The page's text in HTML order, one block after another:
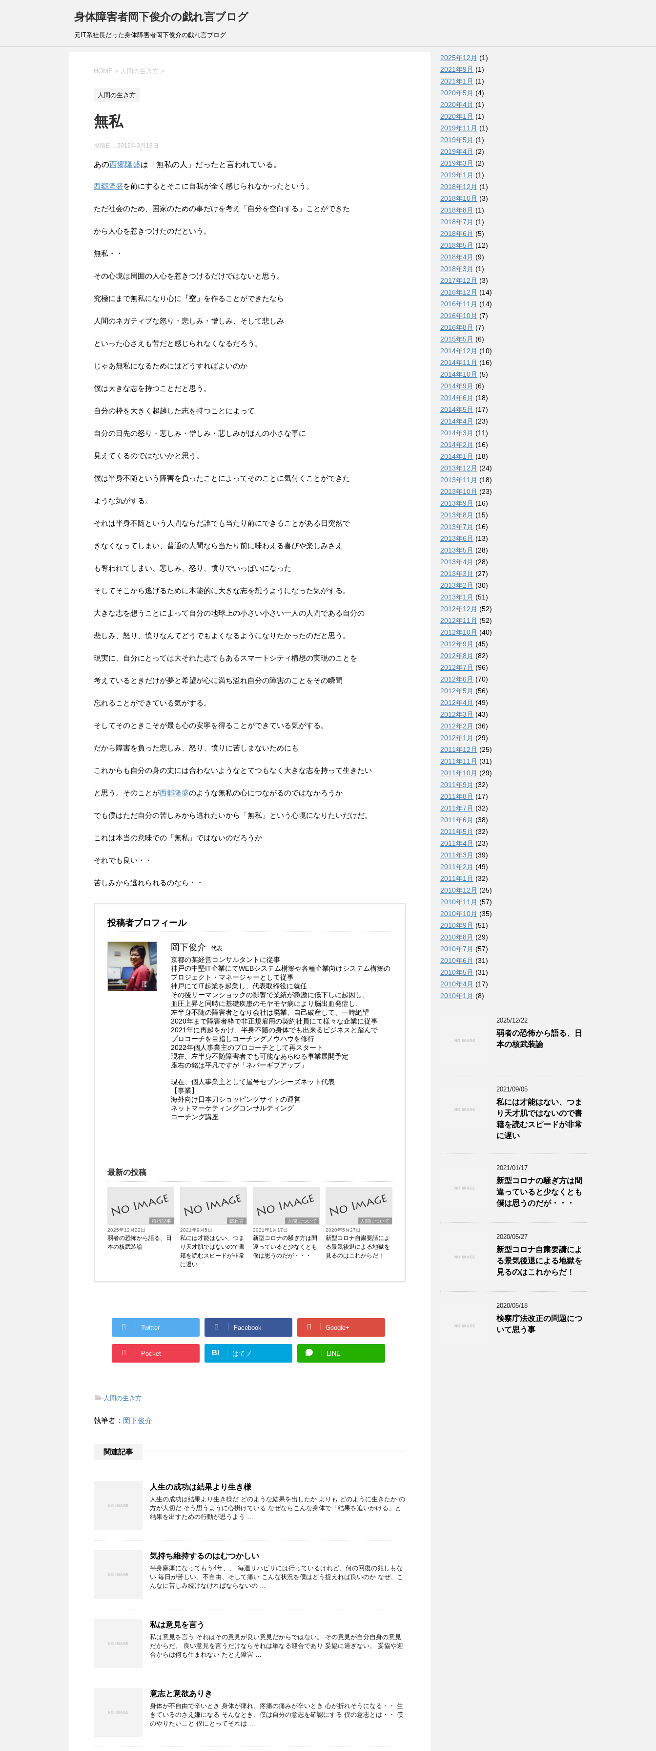
身体障害者岡下俊介の戯れ言ブログ
元IT系社長だった身体障害者岡下俊介の戯れ言ブログ
HOME > 人間の生き方 >
人間の生き方
無私
投稿日： 2012年3月18日
あの西郷隆盛は「無私の人」だったと言われている。
西郷隆盛を前にするとそこに自我が全く感じられなかったという。
ただ社会のため、国家のための事だけを考え「自分を空白する」ことができた
から人心を惹きつけたのだという。
無私・・
その心境は周囲の人心を惹きつけるだけではないと思う。
究極にまで無私になり心に 「空」 を作ることができたなら
人間のネガティブな怒り・悲しみ・憎しみ、そして悲しみ
といった心さえも苦だと感じられなくなるだろう。
じゃあ無私になるためにはどうすればよいのか
僕は大きな志を持つことだと思う。
自分の枠を大きく超越した志を持つことによって
自分の目先の怒り・悲しみ・憎しみ・悲しみがほんの小さな事に
見えてくるのではないかと思う。
僕は半身不随という障害を負ったことによってそのことに気付くことができた
ような気がする。
それは半身不随という人間ならだ誰でも当たり前にできることがある日突然で
きなくなってしまい、普通の人間なら当たり前に味わえる喜びや楽しみさえ
も奪われてしまい、悲しみ、怒り、憤りでいっぱいになった
そしてそこから逃げるために本能的に大きな志を想うようになった気がする。
大きな志を想うことによって自分の地球上の小さい小さい一人の人間である自分の
悲しみ、怒り、憤りなんてどうでもよくなるようになりたかったのだと思う。
現実に、自分にとっては大それた志でもあるスマートシティ構想の実現のことを
考えているときだけが夢と希望が心に満ち溢れ自分の障害のことをその瞬間
忘れることができている気がする。
そしてそのときこそが最も心の安寧を得ることができている気がする。
だから障害を負った悲しみ、怒り、憤りに苦しまないためにも
これからも自分の身の丈には合わないようなとてつもなく大きな志を持って生きたい
と思う。そのことが西郷隆盛のような無私の心につながるのではなかろうか
でも僕はただ自分の苦しみから逃れたいから「無私」という心境になりたいだけだ。
これは本当の意味での「無私」ではないのだろうか
それでも良い・・
苦しみから逃れられるのなら・・
投稿者プロフィール
岡下俊介 代表
京都の某経営コンサルタントに従事
神戸の中堅IT企業にてWEBシステム構築や各種企業向けシステム構築の
プロジェクト・マネージャーとして従事
神戸にてIT起業を起業し、代表取締役に就任
その後リーマンショックの影響で業績が急激に低下しに起因し、
血圧上昇と同時に基礎疾患のモヤモヤ病により脳出血発症し、
左半身不随の障害者となり会社は廃業、自己破産して、一時絶望
2020年まで障害者枠で非正規雇用の契約社員にて様々な企業に従事
2021年に再起をかけ、半身不随の身体でも出来るビジネスと踏んで
プロコーチを目指しコーチングノウハウを修行
2022年個人事業主のプロコーチとして再スタート
現在、左半身不随障害者でも可能なあらゆる事業展開予定
座右の銘は平凡ですが「ネバーギブアップ」
現在、個人事業主として屋号セブンシーズネット代表
【事業】
海外向け日本刀ショッピングサイトの運営
ネットマーケティングコンサルティング
コーチング講座
最新の投稿
移行記事
2025年12月22日
弱者の恐怖から語る、日
本の核武装論
戯れ言
2021年9月5日
私には才能はない、つま
り天才肌ではないので書
籍を読むスピードが非常
に遅い
人間について
2021年1月17日
新型コロナの騒ぎ方は間
違っていると少なくとも
僕は思うのだが・・・
人間について
2020年5月27日
新型コロナ自粛要請によ
る景気後退による地獄を
見るのはこれからだ！
Twitter Facebook Google+
Pocket B! はてブ LINE
-人間の生き方
執筆者： 岡下俊介
関連記事
人生の成功は結果より生き様
人生の成功は結果より生き様だ どのような結果を出したか よりも どのように生きたか の
方が大切だ そう思うように心掛けている なぜならこんな身体で「結果を追いかける」と
結果を出すための行動が思うよう …
気持ち維持するのはむつかしい
半身麻痺になってもう4年、、 毎週リハビリには行っているけれど、何の回復の兆しもな
い 毎日が苦しい、不自由、そして痛い こんな状況を僕はどう捉えれば良いのか なぜ、こ
んなに苦しみ続けなければならないの …
私は意見を言う
私は意見を言う それはその意見が良い意見だからではない。 その意見が自分自身の意見
だからだ。 良い意見を言うだけならそれは単なる迎合であり 妥協に過ぎない。 妥協や迎
合からは何も生まれない たとえ障害 …
意志と意欲ありき
身体が不自由で辛いとき 身体が痺れ、疼痛の痛みが辛いとき 心が折れそうになる・・ 生
きているのさえ嫌になる そんなとき、僕は自分の意志を確認にする 僕の意志とは・・ 僕
のやりたいこと 僕にとってそれは …
2025年12月 (1)
2021年9月 (1)
2021年1月 (1)
2020年5月 (4)
2020年4月 (1)
2020年1月 (1)
2019年11月 (1)
2019年5月 (1)
2019年4月 (2)
2019年3月 (2)
2019年1月 (1)
2018年12月 (1)
2018年10月 (3)
2018年8月 (1)
2018年7月 (1)
2018年6月 (5)
2018年5月 (12)
2018年4月 (9)
2018年3月 (1)
2017年12月 (3)
2016年12月 (14)
2016年11月 (14)
2016年10月 (7)
2016年8月 (7)
2015年5月 (6)
2014年12月 (10)
2014年11月 (16)
2014年10月 (5)
2014年9月 (6)
2014年6月 (18)
2014年5月 (17)
2014年4月 (23)
2014年3月 (11)
2014年2月 (16)
2014年1月 (18)
2013年12月 (24)
2013年11月 (18)
2013年10月 (23)
2013年9月 (16)
2013年8月 (15)
2013年7月 (16)
2013年6月 (13)
2013年5月 (28)
2013年4月 (28)
2013年3月 (27)
2013年2月 (30)
2013年1月 (51)
2012年12月 (52)
2012年11月 (52)
2012年10月 (40)
2012年9月 (45)
2012年8月 (82)
2012年7月 (96)
2012年6月 (70)
2012年5月 (56)
2012年4月 (49)
2012年3月 (43)
2012年2月 (36)
2012年1月 (29)
2011年12月 (25)
2011年11月 (31)
2011年10月 (29)
2011年9月 (32)
2011年8月 (17)
2011年7月 (32)
2011年6月 (38)
2011年5月 (32)
2011年4月 (23)
2011年3月 (39)
2011年2月 (49)
2011年1月 (32)
2010年12月 (25)
2010年11月 (57)
2010年10月 (35)
2010年9月 (51)
2010年8月 (29)
2010年7月 (57)
2010年6月 (31)
2010年5月 (31)
2010年4月 (17)
2010年1月 (8)
2025/12/22
弱者の恐怖から語る、日
本の核武装論
2021/09/05
私には才能はない、つま
り天才肌ではないので書
籍を読むスピードが非常
に遅い
2021/01/17
新型コロナの騒ぎ方は間
違っていると少なくとも
僕は思うのだが・・・
2020/05/27
新型コロナ自粛要請によ
る景気後退による地獄を
見るのはこれからだ！
2020/05/18
検察庁法改正の問題につ
いて思う事